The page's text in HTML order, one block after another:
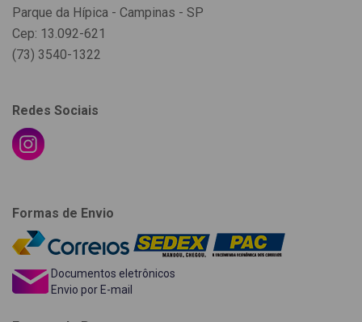
Parque da Hípica - Campinas - SP
Cep: 13.092-621
(73) 3540-1322
Redes Sociais
Formas de Envio
Documentos eletrônicos
Envio por E-mail